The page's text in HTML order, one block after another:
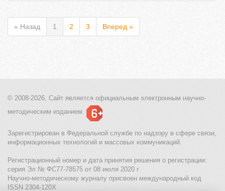
« Назад 1 2 3 Вперед »
© 2008-2026, Сайт является официальным электронным научно-
методическим изданием.
Зарегистрирован в Федеральной службе по надзору в сфере связи,
информационных технологий и массовых коммуникаций.
Регистрационный номер и дата принятия решения о регистрации:
серия Эл № ФС77-78575 от 08 июля 2020 г
Научно-методическому журналу присвоен международный код
ISSN 2304-120X